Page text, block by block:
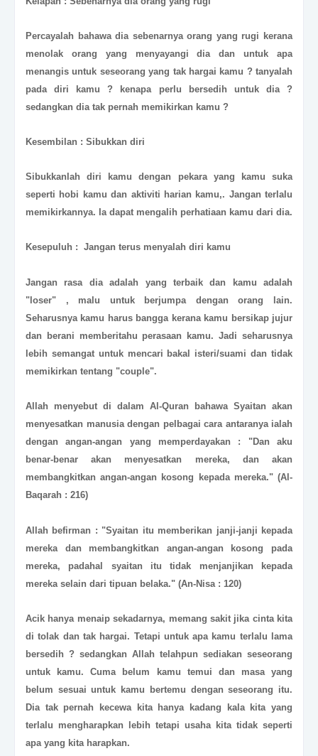
Percayalah bahawa dia sebenarnya orang yang rugi kerana
menolak orang yang menyayangi dia dan untuk apa
menangis untuk seseorang yang tak hargai kamu ? tanyalah
pada diri kamu ? kenapa perlu bersedih untuk dia ?
sedangkan dia tak pernah memikirkan kamu ?
Kesembilan : Sibukkan diri
Sibukkanlah diri kamu dengan pekara yang kamu suka
seperti hobi kamu dan aktiviti harian kamu,. Jangan terlalu
memikirkannya. Ia dapat mengalih perhatiaan kamu dari dia.
Kesepuluh : Jangan terus menyalah diri kamu
Jangan rasa dia adalah yang terbaik dan kamu adalah
"loser" , malu untuk berjumpa dengan orang lain.
Seharusnya kamu harus bangga kerana kamu bersikap jujur
dan berani memberitahu perasaan kamu. Jadi seharusnya
lebih semangat untuk mencari bakal isteri/suami dan tidak
memikirkan tentang "couple".
Allah menyebut di dalam Al-Quran bahawa Syaitan akan
menyesatkan manusia dengan pelbagai cara antaranya ialah
dengan angan-angan yang memperdayakan : "Dan aku
benar-benar akan menyesatkan mereka, dan akan
membangkitkan angan-angan kosong kepada mereka." (Al-
Baqarah : 216)
Allah befirman : "Syaitan itu memberikan janji-janji kepada
mereka dan membangkitkan angan-angan kosong pada
mereka, padahal syaitan itu tidak menjanjikan kepada
mereka selain dari tipuan belaka." (An-Nisa : 120)
Acik hanya menaip sekadarnya, memang sakit jika cinta kita
di tolak dan tak hargai. Tetapi untuk apa kamu terlalu lama
bersedih ? sedangkan Allah telahpun sediakan seseorang
untuk kamu. Cuma belum kamu temui dan masa yang
belum sesuai untuk kamu bertemu dengan seseorang itu.
Dia tak pernah kecewa kita hanya kadang kala kita yang
terlalu mengharapkan lebih tetapi usaha kita tidak seperti
apa yang kita harapkan.